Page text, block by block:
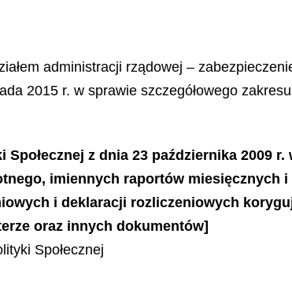
administracji rządowej –
2015 r. w sprawie szczegółowego
z dnia 23 października 2009
imiennych raportów miesięcznych
i deklaracji rozliczeniowych
oraz innych dokumentów]
Społecznej